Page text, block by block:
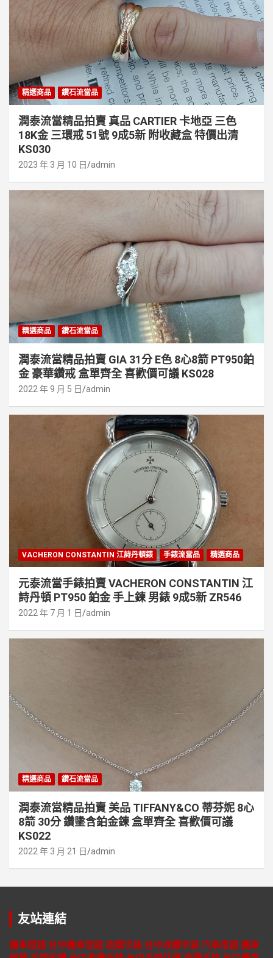
精選商品 鑽石流當品
潤泰流當精品拍賣 真品 CARTIER 卡地亞 三色
18K金 三環戒 51號 9成5新 附收藏盒 特價出清
KS030
2023 年 3 月 10 日 admin
精選商品 鑽石流當品
潤泰流當精品拍賣 GIA 31分 E色 8心8箭 PT950鉑
金 豪華鑽戒 盒單齊全 喜歡價可議 KS028
2022 年 9 月 5 日 admin
VACHERON CONSTANTIN 江詩丹頓錶 手錶流當品 精選商品
元泰流當手錶拍賣 VACHERON CONSTANTIN 江
詩丹頓 PT950 鉑金 手上鍊 男錶 9成5新 ZR546
2022 年 7 月 1 日 admin
精選商品 鑽石流當品
潤泰流當精品拍賣 美品 TIFFANY&CO 蒂芬妮 8心
8箭 30分 鑽墬含鉑金鍊 盒單齊全 喜歡價可議
KS022
2022 年 3 月 21 日 admin
友站連結
機車借錢 台中機車借錢 收購手錶 台中收購手錶 汽車借錢 機車